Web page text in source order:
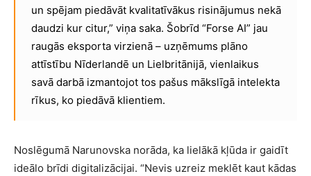
un spējam piedāvāt kvalitatīvākus risinājumus nekā
daudzi kur citur,” viņa saka. Šobrīd “Forse AI” jau
raugās eksporta virzienā – uzņēmums plāno
attīstību Nīderlandē un Lielbritānijā, vienlaikus
savā darbā izmantojot tos pašus mākslīgā intelekta
rīkus, ko piedāvā klientiem.
Noslēgumā Narunovska norāda, ka lielākā kļūda ir gaidīt
ideālo brīdi digitalizācijai. “Nevis uzreiz meklēt kaut kādas